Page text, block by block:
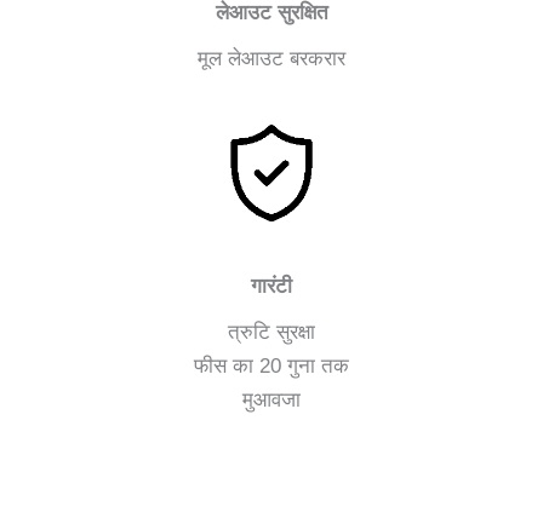
लेआउट सुरक्षित
मूल लेआउट बरकरार
गारंटी
त्रुटि सुरक्षा
फीस का 20 गुना तक
मुआवजा